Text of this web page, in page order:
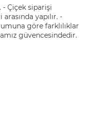
- Çiçek siparişi
yapılır. -
göre farklılıklar
güvencesindedir.